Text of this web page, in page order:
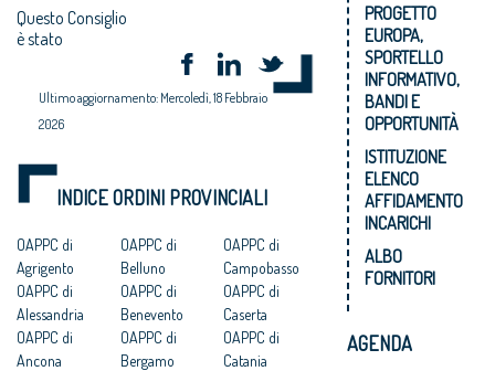
Questo Consiglio
è stato
Ultimo aggiornamento: Mercoledì, 18 Febbraio
2026
INDICE ORDINI PROVINCIALI
OAPPC di
Agrigento
OAPPC di
Alessandria
OAPPC di
Ancona
OAPPC di
Belluno
OAPPC di
Benevento
OAPPC di
Bergamo
OAPPC di
Campobasso
OAPPC di
Caserta
OAPPC di
Catania
PROGETTO
EUROPA,
SPORTELLO
INFORMATIVO,
BANDI E
OPPORTUNITÀ
ISTITUZIONE
ELENCO
AFFIDAMENTO
INCARICHI
ALBO
FORNITORI
AGENDA